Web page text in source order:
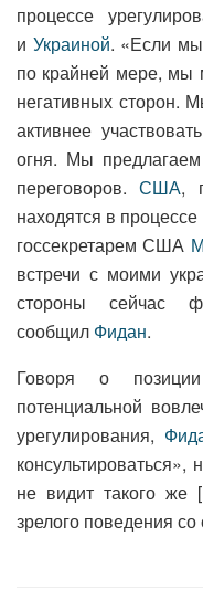
процессе
и Украиной. «Если
по крайней мере, мы
негативных сторон.
активнее
огня. Мы
переговоров.США,
находятся в
госсекретарем США
встречи с моими
стороны сейчас
сообщил Фидан.
Говоря о
потенциальной
урегулирования,
не видит такого же
зрелого поведения